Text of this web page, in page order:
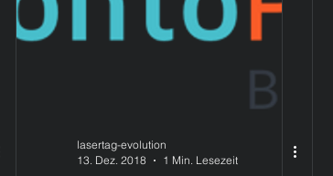
lasertag-evolution
13. Dez. 2018
1 Min. Lesezeit